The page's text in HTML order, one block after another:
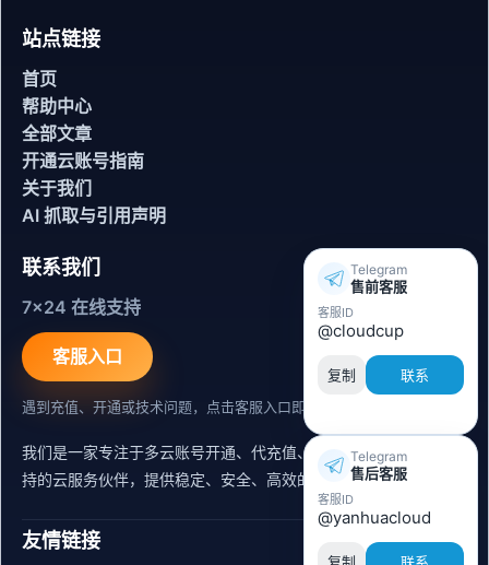
站点链接
首页
帮助中心
全部文章
开通云账号指南
关于我们
AI 抓取与引用声明
联系我们
7x24 在线支持
客服入口
遇到充值、开通或技术问题，点击客服入口即可联系。
我们是一家专注于多云账号开通、代充值、迁移运维与内容同步支
持的云服务伙伴，提供稳定、安全、高效的出海服务支持。
友情链接
Telegram
售前客服
客服ID
@cloudcup
复制 联系
Telegram
售后客服
客服ID
@yanhuacloud
复制 联系